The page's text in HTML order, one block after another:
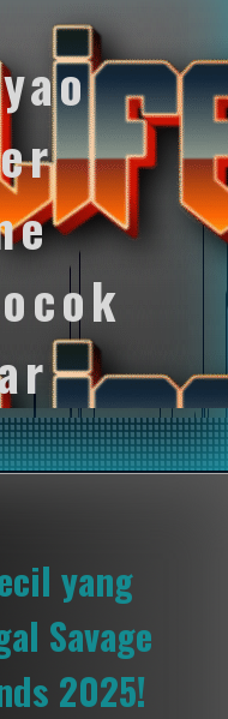
yang
Savage
2025!